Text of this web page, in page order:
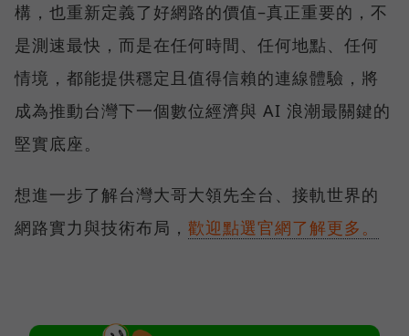
構，也重新定義了好網路的價值–真正重要的，不
是測速最快，而是在任何時間、任何地點、任何
情境，都能提供穩定且值得信賴的連線體驗，將
成為推動台灣下一個數位經濟與 AI 浪潮最關鍵的
堅實底座。
想進一步了解台灣大哥大領先全台、接軌世界的
網路實力與技術布局， 歡迎點選官網了解更多。